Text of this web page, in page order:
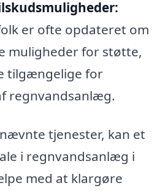
er ofte opdateret om
muligheder for støtte,
tilgængelige for
regnvandsanlæg.
tjenester, kan et
i regnvandsanlæg i
med at klargøre